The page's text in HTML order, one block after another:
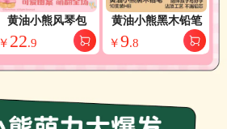
￥ 22.9
黄油小熊风琴包
￥9.8
黄油小熊黑木铅笔